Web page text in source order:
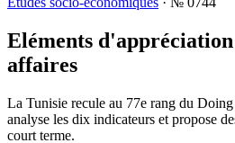
Eléments
affaires
La Tunisie recule au 77e rang du
analyse les dix indicateurs et propose
court terme.